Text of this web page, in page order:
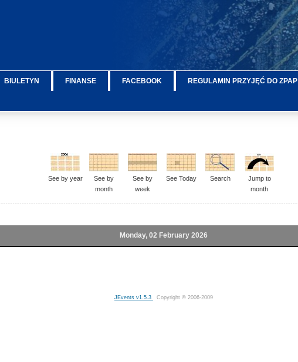
BIULETYN FINANSE FACEBOOK REGULAMIN PRZYJĘĆ DO ZPAP
See by year
See by
month
See by
week
See Today Search
Jump to
month
Monday, 02 February 2026
JEvents v1.5.3 Copyright © 2006-2009